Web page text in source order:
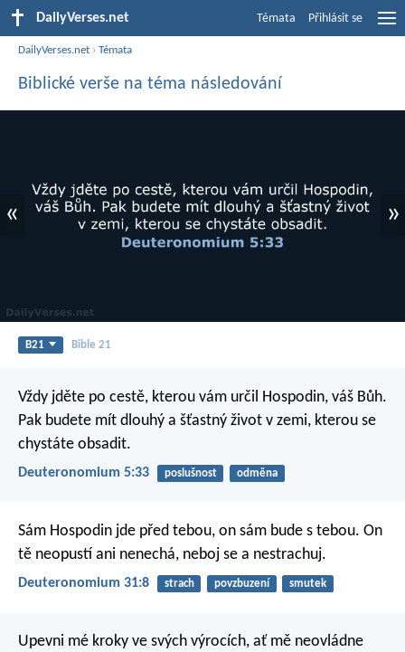
DailyVerses.net Témata Přihlásit se
DailyVerses.net ›Témata
Biblické verše na téma následování
« »
B21 Bible 21
Vždy jděte po cestě, kterou vám určil Hospodin, váš Bůh.
Pak budete mít dlouhý a šťastný život v zemi, kterou se
chystáte obsadit.
Deuteronomium 5:33 poslušnost odměna
Sám Hospodin jde před tebou, on sám bude s tebou. On
tě neopustí ani nenechá, neboj se a nestrachuj.
Deuteronomium 31:8 strach povzbuzení smutek
Upevni mé kroky ve svých výrocích, ať mě neovládne